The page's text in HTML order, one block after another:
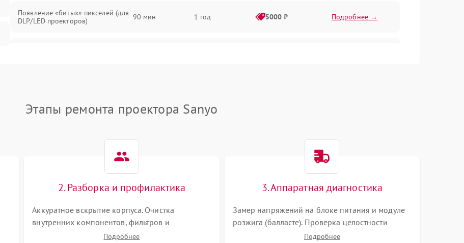
Появление «битых» пикселей (для
DLP/LED проекторов)
90 мин 1 год 5000 ₽ Подробнее →
коррекция трапеции (Keystone)
Проблемы с масштабированием
80 мин 3500 ₽ Подробнее →
Этапы ремонта проектора Sanyo
2. Разборка и профилактика
Аккуратное вскрытие корпуса. Очистка
внутренних компонентов, фильтров и
вентиляторов от накопившейся пыли.
Подробнее
3. Аппаратная диагностика
Замер напряжений на блоке питания и модуле
розжига (балласте). Проверка целостности
цветового колеса (DLP) или поляризаторов (LCD).
Подробнее